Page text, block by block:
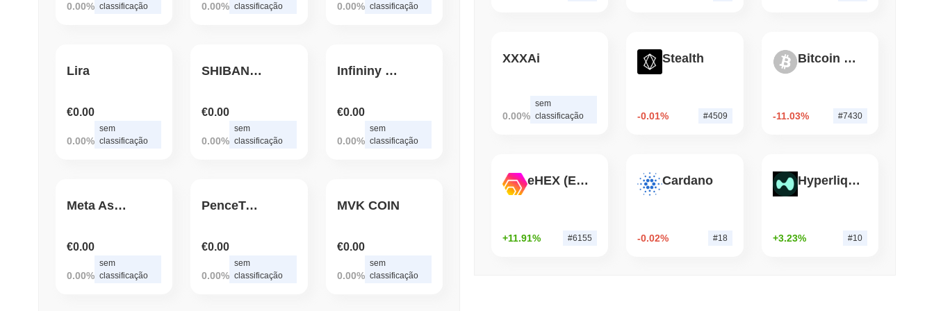
BITCOIN HACKERS
Uma Falha de Firmware do Coldcard de 2021 Ainda Está Drenando
0.00% classificação
0.00% classificação
0.00% classificação
Lira
€0.00
0.00%
sem
classificação
SHIBANATOR
€0.00
0.00%
sem
classificação
Infininy Life
€0.00
0.00%
sem
classificação
Meta Asgard
€0.00
0.00%
sem
classificação
PenceToken
€0.00
0.00%
sem
classificação
MVK COIN
€0.00
0.00%
sem
classificação
XXXAi
0.00%
sem
classificação
Stealth
-0.01% #4509
Bitcoin Silver
-11.03% #7430
eHEX (Ethereum)
+11.91% #6155
Cardano
-0.02% #18
Hyperliquid
+3.23% #10